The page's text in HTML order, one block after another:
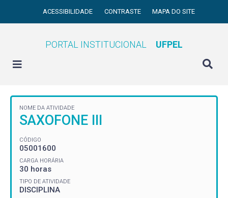
ACESSIBILIDADE CONTRASTE MAPA DO SITE
PORTAL INSTITUCIONAL UFPEL
NOME DA ATIVIDADE
SAXOFONE III
CÓDIGO
05001600
CARGA HORÁRIA
30 horas
TIPO DE ATIVIDADE
DISCIPLINA